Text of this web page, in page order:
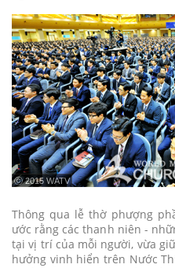
ⓒ 2015 WATV
Thông qua lễ thờ phượng
ước rằng các thanh niên -
tại vị trí của mỗi người, vừa
hưởng vinh hiển trên Nước